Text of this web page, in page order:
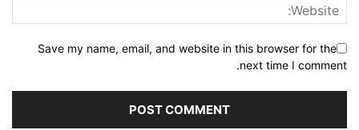
Save my name, email, and website in this browser for the
next time I comment.